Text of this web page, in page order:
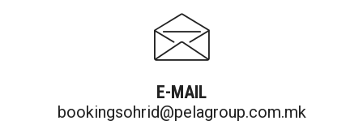
E-MAIL
bookingsohrid@pelagroup.com.mk